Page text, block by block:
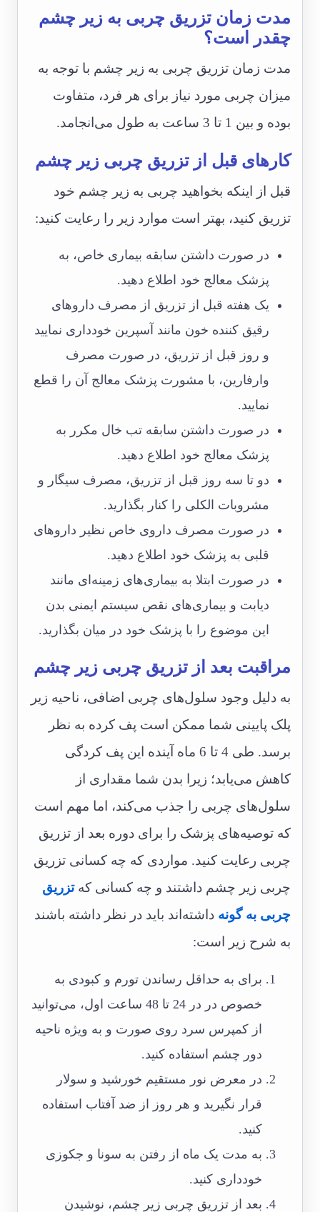
مدت زمان تزریق چربی به زیر چشم
چقدر است؟
مدت زمان تزریق چربی به زیر چشم با توجه به
میزان چربی مورد نیاز برای هر فرد، متفاوت
بوده و بین 1 تا 3 ساعت به طول می‌انجامد.
کارهای قبل از تزریق چربی زیر چشم
قبل از اینکه بخواهید چربی به زیر چشم خود
تزریق کنید، بهتر است موارد زیر را رعایت کنید:
در صورت داشتن سابقه بیماری خاص، به
پزشک معالج خود اطلاع دهید.
یک هفته قبل از تزریق از مصرف داروهای
رقیق کننده خون مانند آسپرین خودداری نمایید
و روز قبل از تزریق، در صورت مصرف
وارفارین، با مشورت پزشک معالج آن را قطع
نمایید.
در صورت داشتن سابقه تب خال مکرر به
پزشک معالج خود اطلاع دهید.
دو تا سه روز قبل از تزریق، مصرف سیگار و
مشروبات الکلی را کنار بگذارید.
در صورت مصرف داروی خاص نظیر داروهای
قلبی به پزشک خود اطلاع دهید.
در صورت ابتلا به بیماری‌های زمینه‌ای مانند
دیابت و بیماری‌های نقص سیستم ایمنی بدن
این موضوع را با پزشک خود در میان بگذارید.
مراقبت بعد از تزریق چربی زیر چشم
به دلیل وجود سلول‌های چربی اضافی، ناحیه زیر
پلک پایینی شما ممکن است پف کرده به نظر
برسد. طی 4 تا 6 ماه آینده این پف کردگی
کاهش می‌یابد؛ زیرا بدن شما مقداری از
سلول‌های چربی را جذب می‌کند، اما مهم است
که توصیه‌های پزشک را برای دوره بعد از تزریق
چربی رعایت کنید. مواردی که چه کسانی تزریق
چربی زیر چشم داشتند و چه کسانی کهتزریق
چربی به گونه داشته‌اند باید در نظر داشته باشند
به شرح زیر است:
برای به حداقل رساندن تورم و کبودی به
خصوص در در 24 تا 48 ساعت اول، می‌توانید
از کمپرس سرد روی صورت و به ویژه ناحیه
دور چشم استفاده کنید.
در معرض نور مستقیم خورشید و سولار
قرار نگیرید و هر روز از ضد آفتاب استفاده
کنید.
به مدت یک ماه از رفتن به سونا و جکوزی
خودداری کنید.
بعد از تزریق چربی زیر چشم، نوشیدن